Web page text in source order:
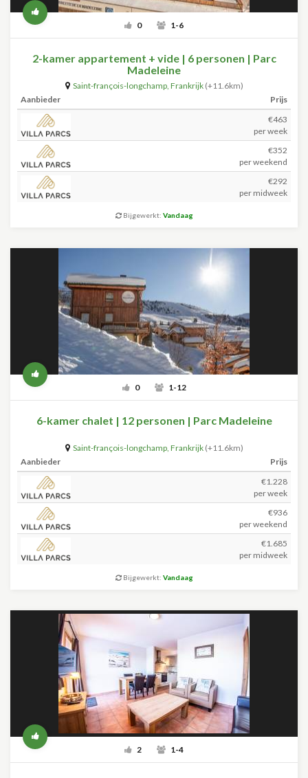
0 1-6
2-kamer appartement + vide | 6 personen | Parc
Madeleine
Saint-françois-longchamp, Frankrijk (+11.6km)
Aanbieder
Prijs
€463
per week
€352
per weekend
€292
per midweek
Bijgewerkt: Vandaag
0 1-12
6-kamer chalet | 12 personen | Parc Madeleine
Saint-françois-longchamp, Frankrijk (+11.6km)
Aanbieder
Prijs
€1.228
per week
€936
per weekend
€1.685
per midweek
Bijgewerkt: Vandaag
2 1-4